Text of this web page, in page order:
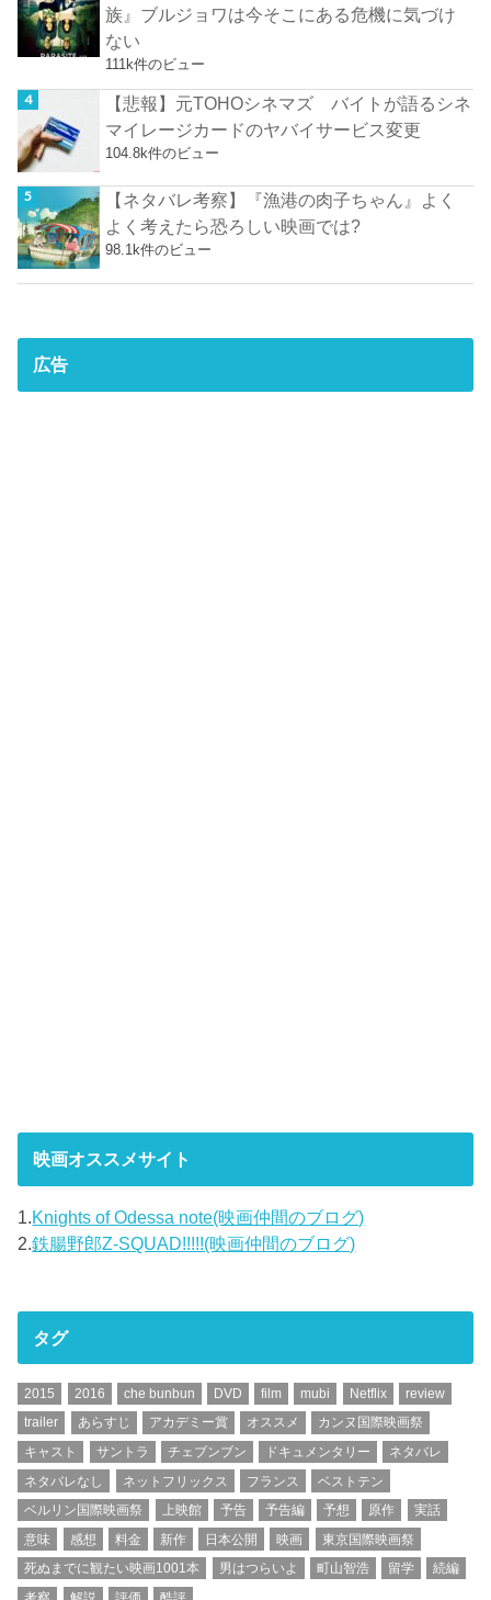
族』ブルジョワは今そこにある危機に気づけ
ない
111k件のビュー
【悲報】元TOHOシネマズ バイトが語るシネ
マイレージカードのヤバイサービス変更
104.8k件のビュー
【ネタバレ考察】『漁港の肉子ちゃん』よく
よく考えたら恐ろしい映画では?
98.1k件のビュー
広告
映画オススメサイト
1.Knights of Odessa note(映画仲間のブログ)
2.鉄腸野郎Z-SQUAD!!!!!(映画仲間のブログ)
タグ
2015 2016 che bunbun DVD film mubi Netflix
review
trailer
あらすじ アカデミー賞 オススメ
カンヌ国際映画祭
キャスト
サントラ チェブンブン ドキュメンタリー
ネタバレ
ネタバレなし
ネットフリックス フランス
ベストテン
ベルリン国際映画祭
上映館 予告 予告編 予想 原作
実話
意味
感想 料金 新作 日本公開 映画
東京国際映画祭
死ぬまでに観たい映画1001本
男はつらいよ 町山智浩 留学
続編